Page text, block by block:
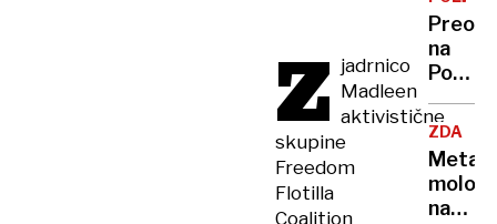
Z jadrnico
Madleen
aktivistične
skupine
Freedom
Flotilla
Coalition
že
službe
na
Tesna
zmaga
za
ZDA
Metal
na